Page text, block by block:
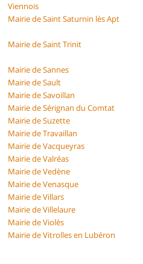
Viennois
Mairie de Saint Saturnin lès Apt
Mairie de Saint Trinit
Mairie de Sannes
Mairie de Sault
Mairie de Savoillan
Mairie de Sérignan du Comtat
Mairie de Suzette
Mairie de Travaillan
Mairie de Vacqueyras
Mairie de Valréas
Mairie de Vedène
Mairie de Venasque
Mairie de Villars
Mairie de Villelaure
Mairie de Violès
Mairie de Vitrolles en Lubéron